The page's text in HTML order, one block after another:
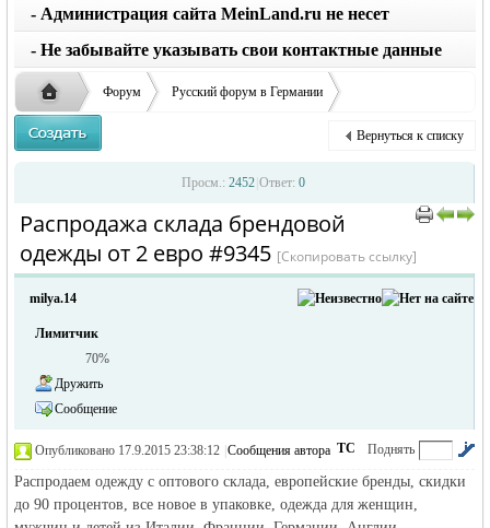
его смысл
размещаются не чаще 1 раза в месяц. Не применяйте
заглавные буквы вместо строчных, последует
удаление объявления
- Администрация сайта MeinLand.ru не несет
ответственности за содержание размещенных
объявлений
- Не забывайте указывать свои контактные данные
жизнь и
Форум Русский форум в Германии
Объявления в Германии
›
Распродажа склада брендовой одежды от 2 евро
Вернуться к списку
Просм.: 2452 Ответ: 0
Распродажа склада брендовой
одежды от 2 евро #9345 [Скопировать ссылку]
milya.14
Лимитчик
70%
Дружить
Сообщение
Поднять
ТС
Опубликовано 17.9.2015 23:38:12 Сообщения автора
Распродаем одежду с оптового склада, европейские бренды, скидки
до 90 процентов, все новое в упаковке, одежда для женщин,